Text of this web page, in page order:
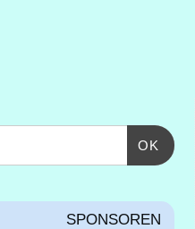
OK
SPONSOREN